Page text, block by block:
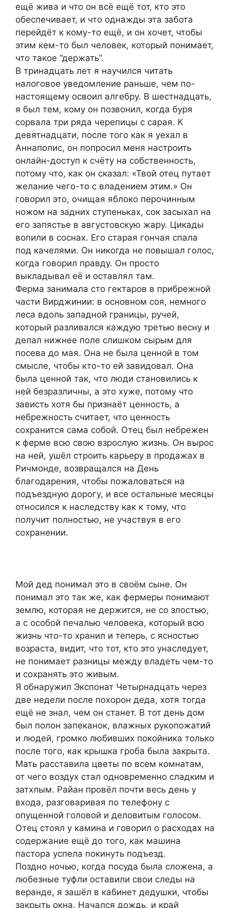
ещё жива и что он всё ещё тот, кто это
обеспечивает, и что однажды эта забота
перейдёт к кому-то ещё, и он хочет, чтобы
этим кем-то был человек, который понимает,
что такое “держать”.
В тринадцать лет я научился читать
налоговое уведомление раньше, чем по-
настоящему освоил алгебру. В шестнадцать,
я был тем, кому он позвонил, когда буря
сорвала три ряда черепицы с сарая. К
девятнадцати, после того как я уехал в
Аннаполис, он попросил меня настроить
онлайн-доступ к счёту на собственность,
потому что, как он сказал: «Твой отец путает
желание чего-то с владением этим.» Он
говорил это, очищая яблоко перочинным
ножом на задних ступеньках, сок засыхал на
его запястье в августовскую жару. Цикады
вопили в соснах. Его старая гончая спала
под качелями. Он никогда не повышал голос,
когда говорил правду. Он просто
выкладывал её и оставлял там.
Ферма занимала сто гектаров в прибрежной
части Вирджинии: в основном соя, немного
леса вдоль западной границы, ручей,
который разливался каждую третью весну и
делал нижнее поле слишком сырым для
посева до мая. Она не была ценной в том
смысле, чтобы кто-то ей завидовал. Она
была ценной так, что люди становились к
ней безразличны, а это хуже, потому что
зависть хотя бы признаёт ценность, а
небрежность считает, что ценность
сохранится сама собой. Отец был небрежен
к ферме всю свою взрослую жизнь. Он вырос
на ней, ушёл строить карьеру в продажах в
Ричмонде, возвращался на День
благодарения, чтобы пожаловаться на
подъездную дорогу, и все остальные месяцы
относился к наследству как к тому, что
получит полностью, не участвуя в его
сохранении.
Мой дед понимал это в своём сыне. Он
понимал это так же, как фермеры понимают
землю, которая не держится, не со злостью,
а с особой печалью человека, который всю
жизнь что-то хранил и теперь, с ясностью
возраста, видит, что тот, кто это унаследует,
не понимает разницы между владеть чем-то
и сохранять это живым.
Я обнаружил Экспонат Четырнадцать через
две недели после похорон деда, хотя тогда
ещё не знал, чем он станет. В тот день дом
был полон запеканок, влажных рукопожатий
и людей, громко любивших покойника только
после того, как крышка гроба была закрыта.
Мать расставила цветы по всем комнатам,
от чего воздух стал одновременно сладким и
затхлым. Райан провёл почти весь день у
входа, разговаривая по телефону с
опущенной головой и деловитым голосом.
Отец стоял у камина и говорил о расходах на
содержание ещё до того, как машина
пастора успела покинуть подъезд.
Поздно ночью, когда посуда была сложена, а
любезные туфли оставили свои следы на
веранде, я зашёл в кабинет дедушки, чтобы
закрыть окна. Начался дождь, и край